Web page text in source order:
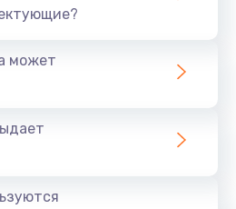
может